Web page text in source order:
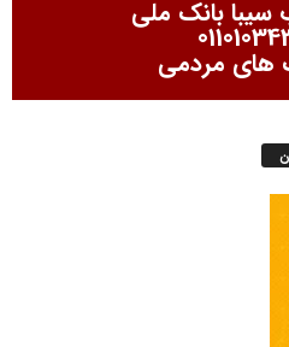
بانک ملی
های مردمی